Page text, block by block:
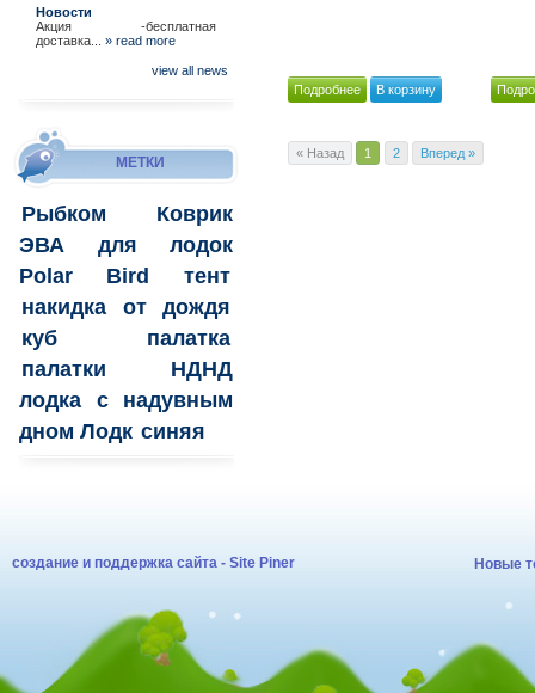
Новости
Акция -бесплатная
доставка... » read more
view all news
МЕТКИ
Рыбком
Коврик
ЭВА для лодок
Polar Bird
тент
накидка
от дождя
куб
палатка
палатки
НДНД
лодка с надувным
дном Лодк синяя
Подробнее В корзину
« Назад 1 2 Вперед »
Новые
создание и поддержка сайта - Site Piner